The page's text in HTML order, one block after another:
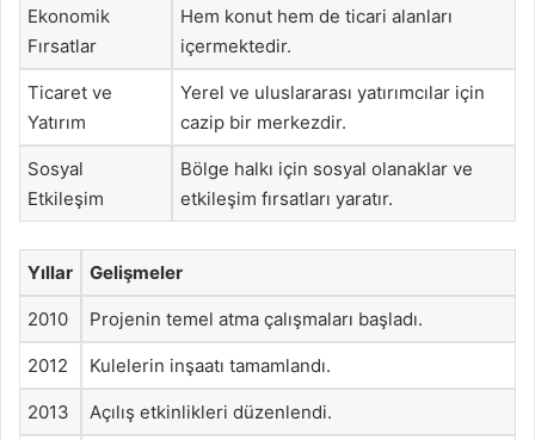
Ekonomik
Fırsatlar
Hem konut hem de ticari alanları
içermektedir.
Ticaret ve
Yatırım
Yerel ve uluslararası yatırımcılar için
cazip bir merkezdir.
Sosyal
Etkileşim
Bölge halkı için sosyal olanaklar ve
etkileşim fırsatları yaratır.
Yıllar Gelişmeler
2010 Projenin temel atma çalışmaları başladı.
2012 Kulelerin inşaatı tamamlandı.
2013 Açılış etkinlikleri düzenlendi.